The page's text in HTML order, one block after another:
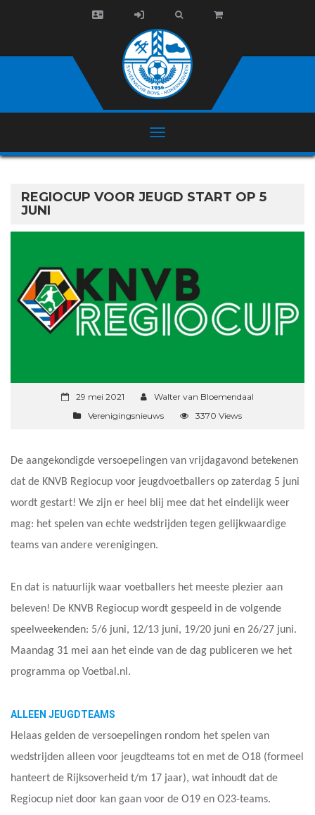
REGIOCUP VOOR JEUGD START OP 5
JUNI
29 mei 2021
Walter van Bloemendaal
Verenigingsnieuws
3370 Views
De aangekondigde versoepelingen van vrijdagavond betekenen
dat de KNVB Regiocup voor jeugdvoetballers op zaterdag 5 juni
wordt gestart! We zijn er heel blij mee dat het eindelijk weer
mag: het spelen van echte wedstrijden tegen gelijkwaardige
teams van andere verenigingen.
En dat is natuurlijk waar voetballers het meeste plezier aan
beleven! De KNVB Regiocup wordt gespeeld in de volgende
speelweekenden: 5/6 juni, 12/13 juni, 19/20 juni en 26/27 juni.
Maandag 31 mei aan het einde van de dag publiceren we het
programma op Voetbal.nl.
ALLEEN JEUGDTEAMS
Helaas gelden de versoepelingen rondom het spelen van
wedstrijden alleen voor jeugdteams tot en met de O18 (formeel
hanteert de Rijksoverheid t/m 17 jaar), wat inhoudt dat de
Regiocup niet door kan gaan voor de O19 en O23-teams.